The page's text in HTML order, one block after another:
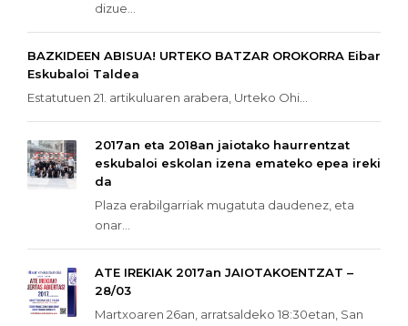
dizue...
BAZKIDEEN ABISUA! URTEKO BATZAR OROKORRA Eibar
Eskubaloi Taldea
Estatutuen 21. artikuluaren arabera, Urteko Ohi...
2017an eta 2018an jaiotako haurrentzat
eskubaloi eskolan izena emateko epea ireki
da
Plaza erabilgarriak mugatuta daudenez, eta
onar...
ATE IREKIAK 2017an JAIOTAKOENTZAT –
28/03
Martxoaren 26an, arratsaldeko 18:30etan, San